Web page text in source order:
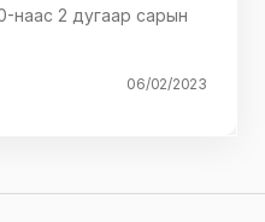
наас 2 дугаар сарын
06/02/2023